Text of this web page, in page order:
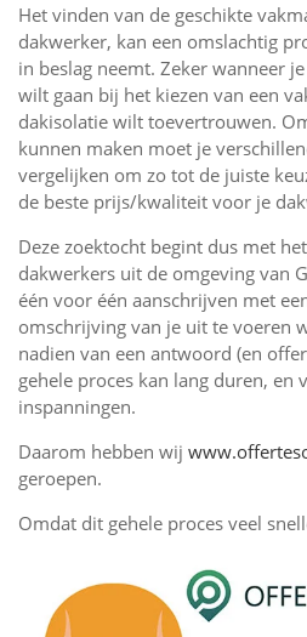
Het vinden van de geschikte
dakwerker, kan een omslachtig
in beslag neemt. Zeker wanneer
wilt gaan bij het kiezen van een
dakisolatie wilt toevertrouwen.
kunnen maken moet je
vergelijken om zo tot de juiste
de beste prijs/kwaliteit voor je
Deze zoektocht begint dus met
dakwerkers uit de omgeving van
één voor één aanschrijven met
omschrijving van je uit te voeren
nadien van een antwoord (en
gehele proces kan lang duren, en
inspanningen.
Daarom hebben wij
geroepen.
Omdat dit gehele proces veel